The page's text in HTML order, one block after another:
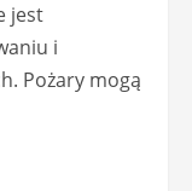
jest
i
Pożary mogą